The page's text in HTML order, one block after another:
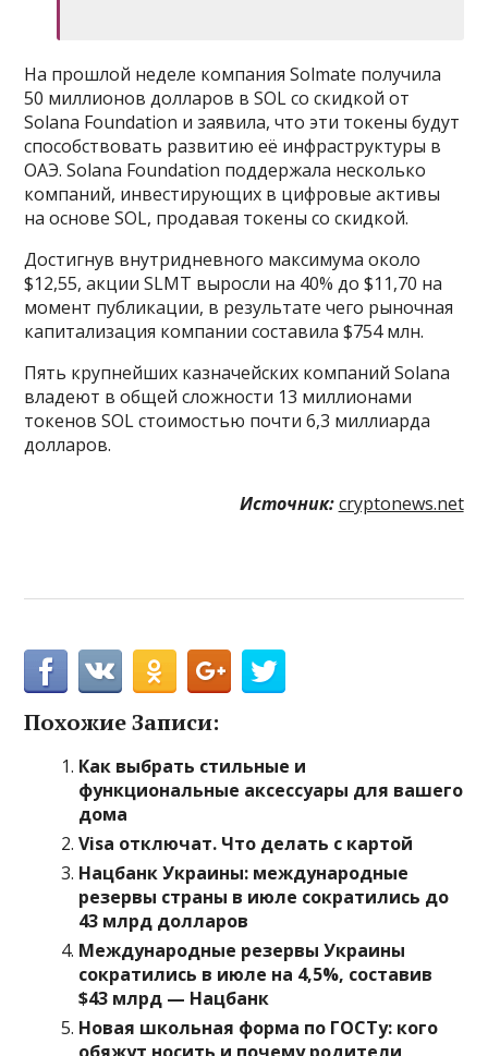
На прошлой неделе компания Solmate получила
50 миллионов долларов в SOL со скидкой от
Solana Foundation и заявила, что эти токены будут
способствовать развитию её инфраструктуры в
ОАЭ. Solana Foundation поддержала несколько
компаний, инвестирующих в цифровые активы
на основе SOL, продавая токены со скидкой.
Достигнув внутридневного максимума около
$12,55, акции SLMT выросли на 40% до $11,70 на
момент публикации, в результате чего рыночная
капитализация компании составила $754 млн.
Пять крупнейших казначейских компаний Solana
владеют в общей сложности 13 миллионами
токенов SOL стоимостью почти 6,3 миллиарда
долларов.
Источник: cryptonews.net
Похожие Записи:
Как выбрать стильные и
функциональные аксессуары для вашего
дома
Visa отключат. Что делать с картой
Нацбанк Украины: международные
резервы страны в июле сократились до
43 млрд долларов
Международные резервы Украины
сократились в июле на 4,5%, составив
$43 млрд — Нацбанк
Новая школьная форма по ГОСТу: кого